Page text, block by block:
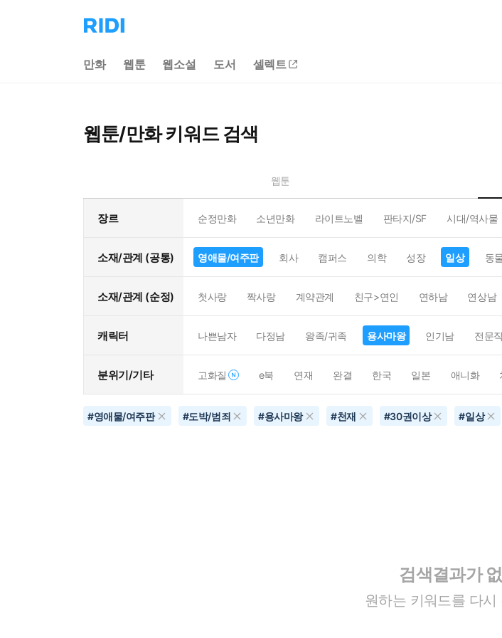
리
디
으
만화 웹툰 웹소설 도서 셀렉트
웹툰/만화 키워드 검색
웹툰
장르 순정만화 소년만화 라이트노벨 판타지/SF 시대/역사물
소재/관계 (공통) 영애물/여주판 회사 캠퍼스 의학 성장 일상 동
소재/관계 (순정) 첫사랑 짝사랑 계약관계 친구>연인 연하남 연상남
캐릭터 나쁜남자 다정남 왕족/귀족 용사마왕 인기남 전문직
분위기/기타 고화질 e북 연재 완결 한국 일본 애니화
#영애물/여주판 #도박/범죄 #용사마왕 #천재 #30권이상 #일상
검색결과가
원하는 키워드를 다시